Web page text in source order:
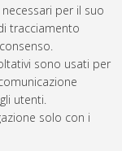
per il suo
tracciamento
sono usati per
utenti.
solo con i